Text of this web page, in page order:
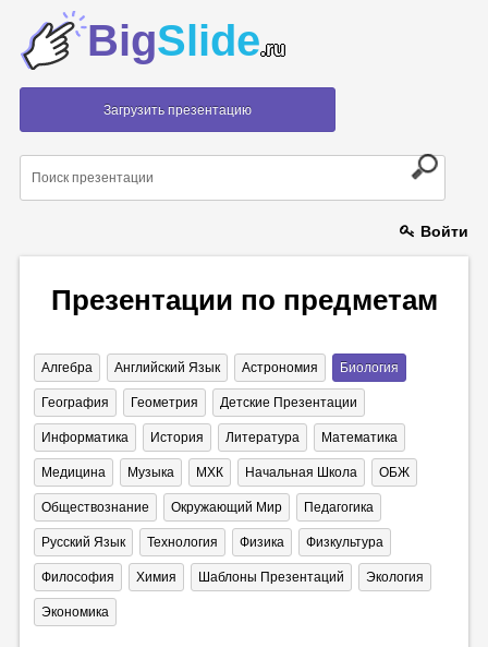
BigSlide.ru
Загрузить презентацию
Войти
Презентации по предметам
Алгебра Английский Язык Астрономия Биология
География Геометрия Детские Презентации
Информатика История Литература Математика
Медицина Музыка МХК Начальная Школа ОБЖ
Обществознание Окружающий Мир Педагогика
Русский Язык Технология Физика Физкультура
Философия Химия Шаблоны Презентаций Экология
Экономика